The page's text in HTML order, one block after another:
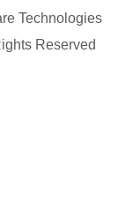
Technologies
Reserved